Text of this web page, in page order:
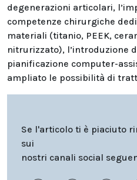
degenerazioni articolari,
competenze chirurgiche
materiali (titanio, PEEK,
nitrurizzato), l’introduzione
pianificazione computer-
ampliato le possibilità di
Se l'articolo ti è piaciuto
sui
nostri canali social